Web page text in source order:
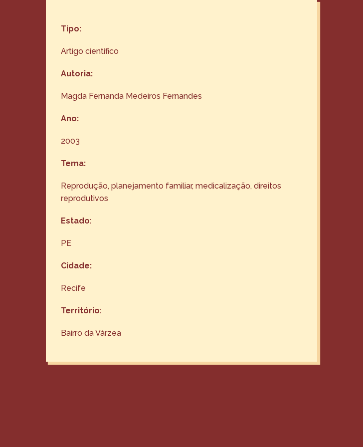
Tipo:
Artigo científico
Autoria:
Magda Fernanda Medeiros Fernandes
Ano:
2003
Tema:
Reprodução, planejamento familiar, medicalização, direitos
reprodutivos
Estado:
PE
Cidade:
Recife
Território:
Bairro da Várzea